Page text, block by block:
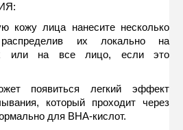
кожу лица нанесите несколько
их локально на
или на все лицо, если это
появиться легкий эффект
который проходит через
для ВНА-кислот.